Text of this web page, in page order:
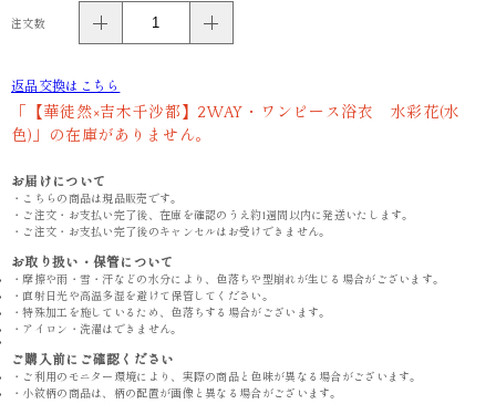
注文数
返品交換はこちら
「【華徒然×吉木千沙都】2WAY・ワンピース浴衣 水彩花(水
色)」の在庫がありません。
お届けについて
・こちらの商品は現品販売です。
・ご注文・お支払い完了後、在庫を確認のうえ約1週間以内に発送いたします。
・ご注文・お支払い完了後のキャンセルはお受けできません。
お取り扱い・保管について
・摩擦や雨・雪・汗などの水分により、色落ちや型崩れが生じる場合がございます。
・直射日光や高温多湿を避けて保管してください。
・特殊加工を施しているため、色落ちする場合がございます。
・アイロン・洗濯はできません。
ご購入前にご確認ください
・ご利用のモニター環境により、実際の商品と色味が異なる場合がございます。
・小紋柄の商品は、柄の配置が画像と異なる場合がございます。